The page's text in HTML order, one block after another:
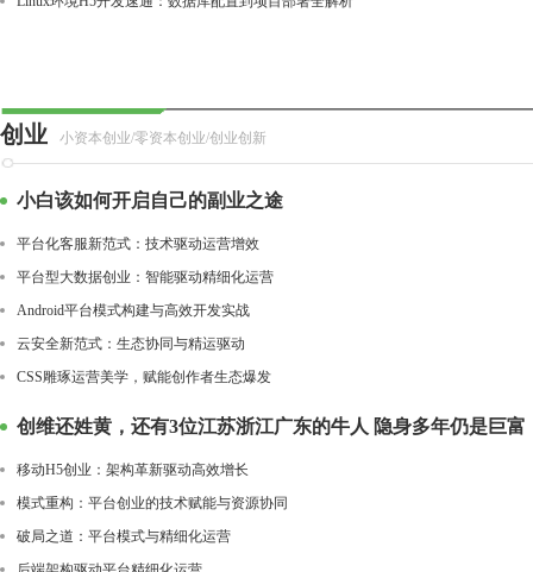
创业 小资本创业/零资本创业/创业创新
小白该如何开启自己的副业之途
平台化客服新范式：技术驱动运营增效
平台型大数据创业：智能驱动精细化运营
Android平台模式构建与高效开发实战
云安全新范式：生态协同与精运驱动
CSS雕琢运营美学，赋能创作者生态爆发
创维还姓黄，还有3位江苏浙江广东的牛人 隐身多年仍是巨富
移动H5创业：架构革新驱动高效增长
模式重构：平台创业的技术赋能与资源协同
破局之道：平台模式与精细化运营